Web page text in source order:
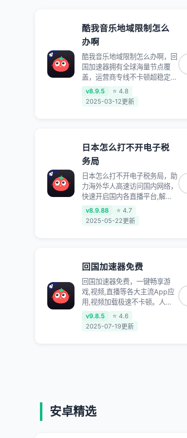
酷我音乐地域限制怎么
办啊
酷我音乐地域限制怎么办啊，回
国加速器拥有全球海量节点覆
盖，运营商专线不卡顿超稳定，
专为海外华人和留学生打造，帮
助海外华人免除地域限制，随时
v8.9.5
⭐ 4.8
2025-03-12更新
日本怎么打不开电子税
务局
日本怎么打不开电子税务局，助
力海外华人高速访问国内网络，
快速开启国内各直播平台,解决
国内视频、音乐卡顿问题；更能
加速海量国服游戏，超低延迟稳
v8.9.88
⭐ 4.7
2025-05-22更新
回国加速器免费
回国加速器免费，一键畅享游
戏,视频,直播等各大主流App应
用,视频加载极速不卡顿。人在
海外听歌,玩国服游戏 简单易
用。
v9.8.5
⭐ 4.6
2025-07-19更新
安卓精选